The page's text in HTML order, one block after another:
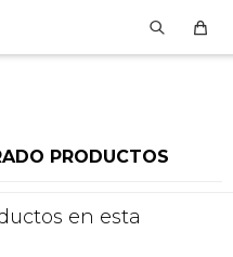
PRODUCTOS
en esta